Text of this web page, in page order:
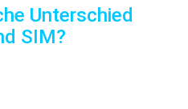
Unterschied
SIM?